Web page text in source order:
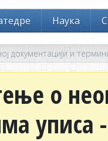
Наука
и
о
уписа